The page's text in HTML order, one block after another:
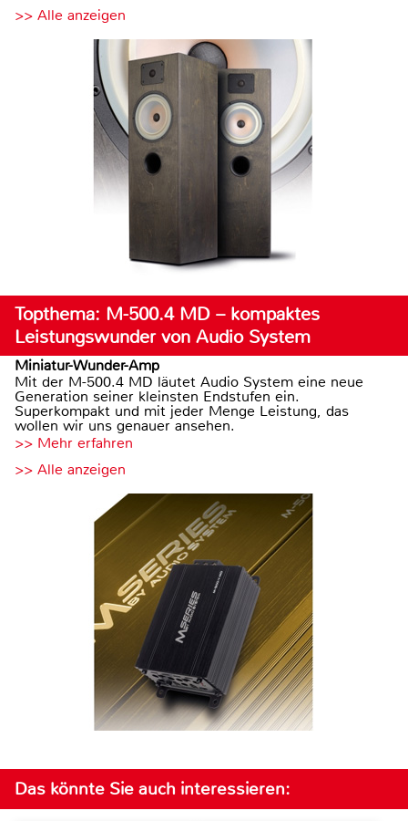
>> Alle anzeigen
Topthema: M-500.4 MD – kompaktes
Leistungswunder von Audio System
Miniatur-Wunder-Amp
Mit der M-500.4 MD läutet Audio System eine neue
Generation seiner kleinsten Endstufen ein.
Superkompakt und mit jeder Menge Leistung, das
wollen wir uns genauer ansehen.
>> Mehr erfahren
>> Alle anzeigen
Das könnte Sie auch interessieren: